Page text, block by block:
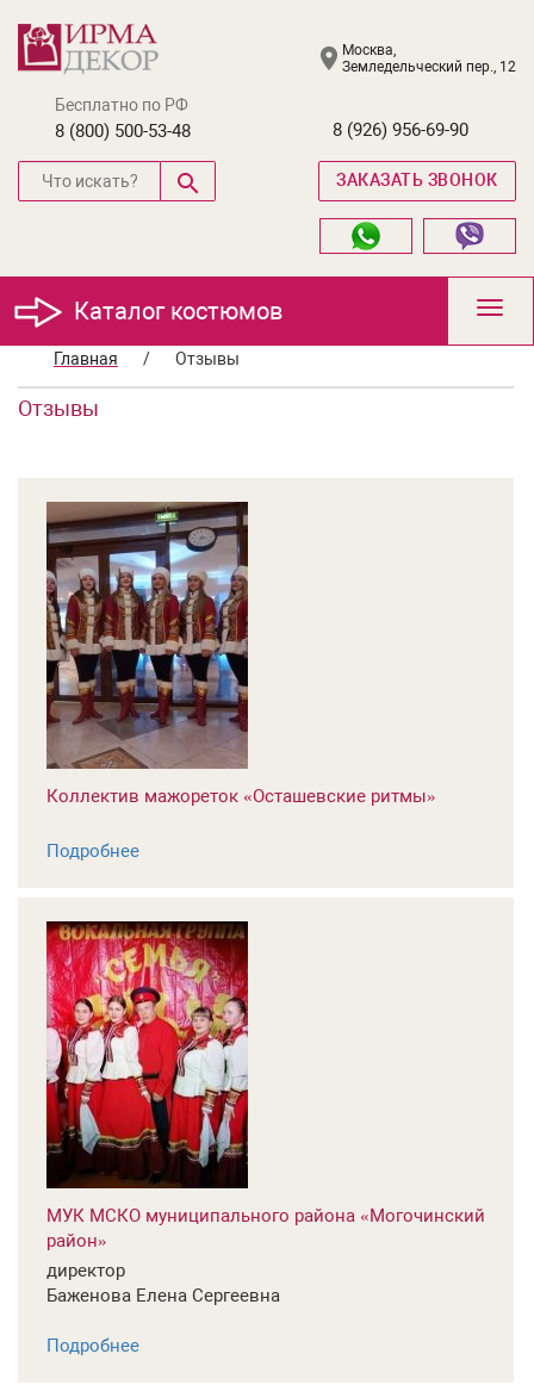
Москва,
Земледельческий пер., 12
Бесплатно по РФ
8 (800) 500-53-48 8 (926) 956-69-90
ЗАКАЗАТЬ ЗВОНОК
Каталог костюмов
Главная
/ Отзывы
Отзывы
Коллектив мажореток «Осташевские ритмы»
Подробнее
МУК МСКО муниципального района «Могочинский
район»
директор
Баженова Елена Сергеевна
Подробнее